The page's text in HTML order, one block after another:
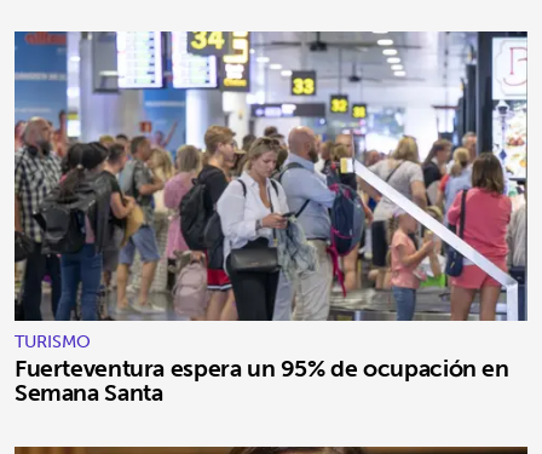
TURISMO
Fuerteventura espera un 95% de ocupación en
Semana Santa